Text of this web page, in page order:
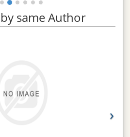
same Author
›